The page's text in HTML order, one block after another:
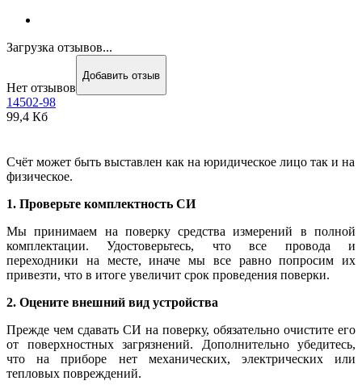
Загрузка отзывов...
Нет отзывов
Добавить отзыв
14502-98
99,4 Кб
Счёт может быть выставлен как на юридическое лицо так и на
физическое.
1. Проверьте комплектность СИ
Мы принимаем на поверку средства измерений в полной
комплектации. Удостоверьтесь, что все провода и
переходники на месте, иначе мы все равно попросим их
привезти, что в итоге увеличит срок проведения поверки.
2. Оцените внешний вид устройства
Прежде чем сдавать СИ на поверку, обязательно очистите его
от поверхностных загрязнений. Дополнительно убедитесь,
что на приборе нет механических, электрических или
тепловых повреждений.